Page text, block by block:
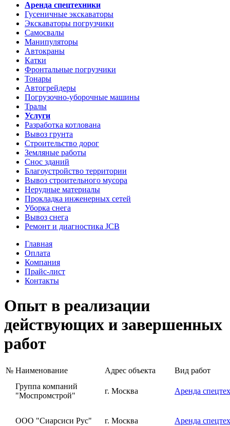
Аренда спецтехники
Гусеничные экскаваторы
Экскаваторы погрузчики
Самосвалы
Манипуляторы
Автокраны
Катки
Фронтальные погрузчики
Тонары
Автогрейдеры
Погрузочно-уборочные машины
Тралы
Услуги
Разработка котлована
Вывоз грунта
Строительство дорог
Земляные работы
Снос зданий
Благоустройство территории
Вывоз строительного мусора
Нерудные материалы
Прокладка инженерных сетей
Уборка снега
Вывоз снега
Ремонт и диагностика JCB
Главная
Оплата
Компания
Прайс-лист
Контакты
Опыт в реализации
действующих и завершенных
работ
№ Наименование Адрес объекта
Вид работ
Группа компаний
"Моспромстрой"
г. Москва Аренда
ООО "Сиарсиси Рус" г. Москва Аренда